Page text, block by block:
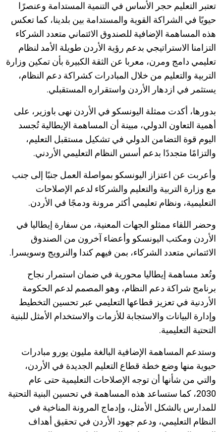
تعتبر التعليم حجر الأساس في التنمية المستدامة وعنصرًا
حيويًا في الشراكة القوية والمستدامة بين بلدينا، كما تعكس
هذه المساهمة الإضافية للصندوق الائتماني متعدد الشركاء
التزامنا الاستراتيجي بدعم رؤية الأردن طويلة الأمد لنظام
تعليمي دامج ومرن، معربا عن الثقة الكبيرة بأن تمكين وزارة
التربية والتعليم من خلال المبادرات كشراكة دعم النظام،
يستثمر في ازدهار الأردن واستقراره المستقبلي.
بدورها، أكدت ممثلة اليونسكو في الأردن نهى باوزير، على
أهمية التعاون الدولي، مبينة أن المساهمة الإيطالية تُجسد
اليوم قوة التضامن الدولي في تشكيل مستقبل التعليم،
والتزامًا متجددًا بدعم أسس النظام التعليمي الأردني.
وأعربت عن اعتزاز اليونسكو بمواصلة العمل جنبًا إلى جنب
مع وزارة التربية والتعليم والشركاء لدعم الإصلاحات
التعليمية، ونظام تعليمي أكثر مرونة ودمجًا في الأردن.
وحضر اللقاء ممثلو الجهات المعنية، من سفارة إيطاليا في
الأردن ومكتب اليونسكو وأعضاء آخرون من الصندوق
الائتماني متعدد الشركاء، بمن فيهم كندا والنرويج وسويسرا.
وتُعد مساهمة إيطاليا محورية في ضمان استمرار نجاح
برنامج شراكة دعم النظام، وهو المصمم لدعم الحكومة
الأردنية في تعزيز قطاعها التعليمي عبر تحسين التخطيط
وإدارة البيانات والاستجابة للأزمات والاستخدام الأمثل للبنية
التحتية التعليمية.
وستدعم المساهمة الإضافية البالغة مليون يورو مبادرات
حيوية منها وضع خطة قطاع التعليم الجديدة في الأردن،
والتي من شأنها أن توجه الإصلاحات التعليمية حتى عام
2030، كما ستساعد هذه المساهمة في تحسين البنية التحتية
للمدارس بالشكل الأمثل، وإدماج المرونة المناخية في
النظام التعليمي، ودعم جهود الأردن في تحقيق أهداف